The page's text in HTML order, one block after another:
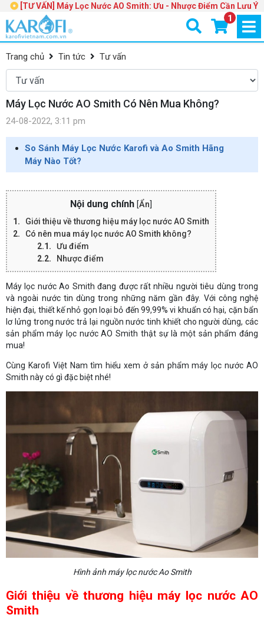
[TƯ VẤN] Máy Lọc Nước AO Smith: Ưu - Nhược Điểm Cần Lưu Ý
1
Trang chủ Tin tức Tư vấn
Máy Lọc Nước AO Smith Có Nên Mua Không?
24-08-2022, 3:11 pm
So Sánh Máy Lọc Nước Karofi và Ao Smith Hãng
Máy Nào Tốt?
Nội dung chính [Ẩn
Giới thiệu về thương hiệu máy lọc nước AO Smith
Có nên mua máy lọc nước AO Smith không?
Ưu điểm
Nhược điểm
Máy lọc nước Ao Smith đang được rất nhiều người tiêu dùng trong
và ngoài nước tin dùng trong những năm gần đây. Với công nghệ
hiện đại, thiết kế nhỏ gọn loại bỏ đến 99,99% vi khuẩn có hại, cặn bẩn
lơ lửng trong nước trả lại nguồn nước tinh khiết cho người dùng, các
sản phẩm máy lọc nước AO Smith thật sự là một sản phẩm đáng
mua!
Cùng Karofi Việt Nam tìm hiểu xem ở sản phẩm máy lọc nước AO
Smith này có gì đặc biệt nhé!
Hình ảnh máy lọc nước Ao Smith
Giới thiệu về thương hiệu máy lọc nước AO
Smith